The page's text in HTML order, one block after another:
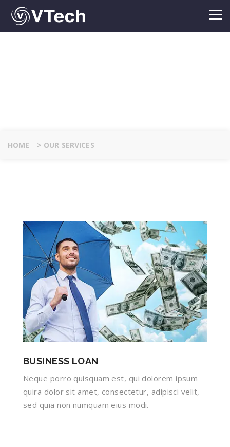
HOME > OUR SERVICES
BUSINESS LOAN
Neque porro quisquam est, qui dolorem ipsum
quira dolor sit amet, consectetur, adipisci velit,
sed quia non numquam eius modi.